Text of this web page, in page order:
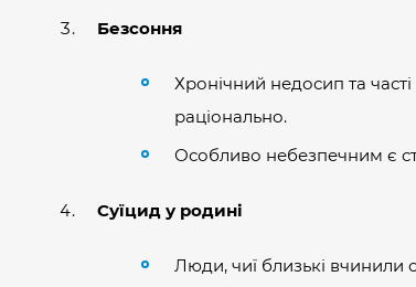
Безсоння
Хронічний недосип та
раціонально.
Особливо небезпечним є
Суїцид у родині
Люди, чиї близькі вчинили